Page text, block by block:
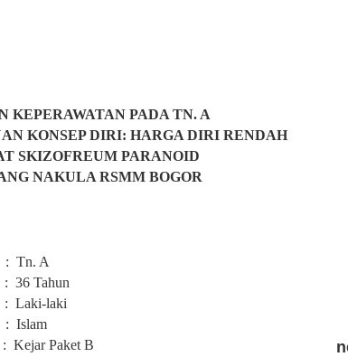
KEPERAWATAN PADA TN. A
KONSEP DIRI: HARGA DIRI RENDAH
SKIZOFREUM PARANOID
NAKULA RSMM BOGOR
A
laki
Paket B